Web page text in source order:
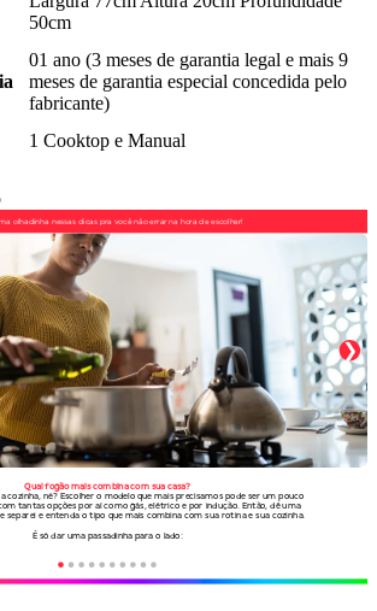
50cm
01 ano (3 meses de garantia legal e mais 9
meses de garantia especial concedida pelo
fabricante)
1 Cooktop e Manual